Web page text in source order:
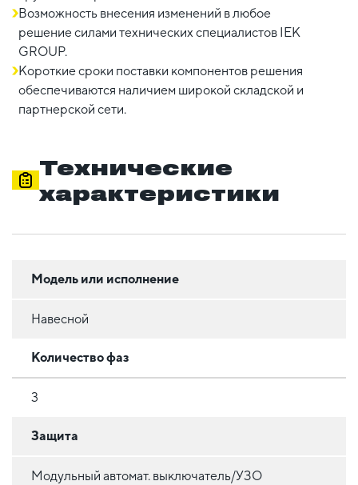
Возможность внесения изменений в любое
решение силами технических специалистов IEK
GROUP.
Короткие сроки поставки компонентов решения
обеспечиваются наличием широкой складской и
партнерской сети.
Технические
характеристики
Модель или исполнение
Навесной
Количество фаз
3
Защита
Модульный автомат. выключатель/УЗО